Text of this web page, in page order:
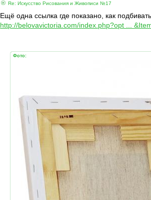
Re: Искусство Рисования и Живописи №17
Ещё одна ссылка где показано, как
http://belovavictoria.com/index.php?opt ...
Фото: